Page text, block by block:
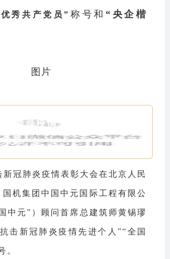
秀共产党员” 称号和“央企楷
冠肺炎疫情先进个人、全
员
冠肺炎疫情表彰大会在北京人民
机集团中国中元国际工程有限公
中元”）顾问首席总建筑师黄锡璆
击新冠肺炎疫情先进个人”“全国
。